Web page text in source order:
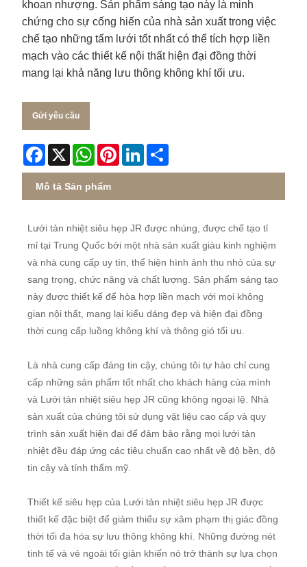
khoan nhượng. Sản phẩm sáng tạo này là minh
chứng cho sự cống hiến của nhà sản xuất trong việc
chế tạo những tấm lưới tốt nhất có thể tích hợp liền
mạch vào các thiết kế nội thất hiện đại đồng thời
mang lại khả năng lưu thông không khí tối ưu.
Gửi yêu cầu
Facebook
X WhatsApp
PinterestLinkedIn
Mô tả Sản phẩm
Lưới tản nhiệt siêu hẹp JR được nhúng, được chế tạo tỉ
mỉ tại Trung Quốc bởi một nhà sản xuất giàu kinh nghiệm
và nhà cung cấp uy tín, thể hiện hình ảnh thu nhỏ của sự
sang trọng, chức năng và chất lượng. Sản phẩm sáng tạo
này được thiết kế để hòa hợp liền mạch với mọi không
gian nội thất, mang lại kiểu dáng đẹp và hiện đại đồng
thời cung cấp luồng không khí và thông gió tối ưu.
Là nhà cung cấp đáng tin cậy, chúng tôi tự hào chỉ cung
cấp những sản phẩm tốt nhất cho khách hàng của mình
và Lưới tản nhiệt siêu hẹp JR cũng không ngoại lệ. Nhà
sản xuất của chúng tôi sử dụng vật liệu cao cấp và quy
trình sản xuất hiện đại để đảm bảo rằng mọi lưới tản
nhiệt đều đáp ứng các tiêu chuẩn cao nhất về độ bền, độ
tin cậy và tính thẩm mỹ.
Thiết kế siêu hẹp của Lưới tản nhiệt siêu hẹp JR được
thiết kế đặc biệt để giảm thiểu sự xâm phạm thị giác đồng
thời tối đa hóa sự lưu thông không khí. Những đường nét
tinh tế và vẻ ngoài tối giản khiến nó trở thành sự lựa chọn